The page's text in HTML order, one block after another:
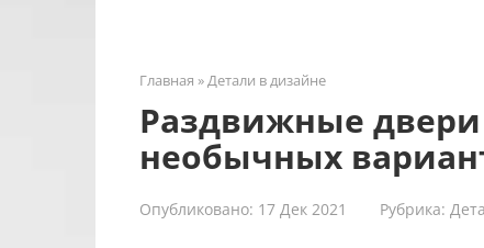
Главная »Детали в дизайне
Раздвижные
необычных
Опубликовано: 17 Дек 2021 Рубрика: